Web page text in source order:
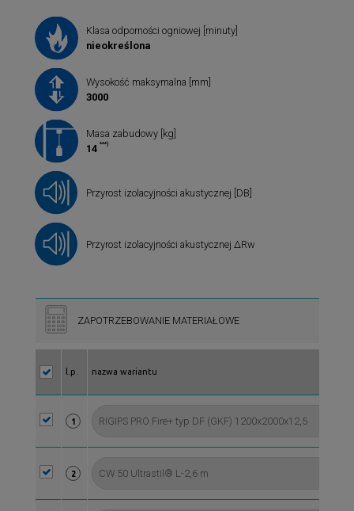
Klasa odporności ogniowej [minuty]
nieokreślona
Wysokość maksymalna [mm]
3000
Masa zabudowy [kg]
14 ***)
Przyrost izolacyjności akustycznej [DB]
Przyrost izolacyjności akustycznej ∆Rw
ZAPOTRZEBOWANIE MATERIAŁOWE
l.p. nazwa wariantu
1
2